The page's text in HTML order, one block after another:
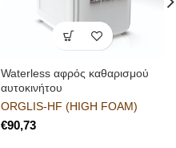
Waterless αφρός καθαρισμού
αυτοκινήτου
ORGLIS-HF (HIGH FOAM)
€